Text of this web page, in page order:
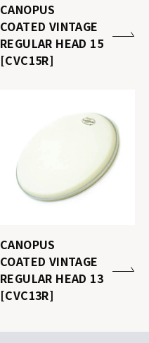
CANOPUS
COATED VINTAGE
REGULAR HEAD 15
[CVC15R]
CANOPUS
COATED VINTAGE
REGULAR HEAD 13
[CVC13R]